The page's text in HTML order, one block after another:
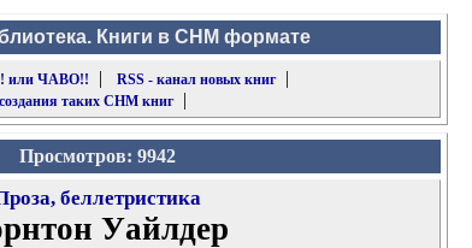
Книги в CHM формате
или ЧАВО!! | RSS - канал новых книг|
таких CHM книг|
Просмотров: 9942
беллетристика
Уайлдер